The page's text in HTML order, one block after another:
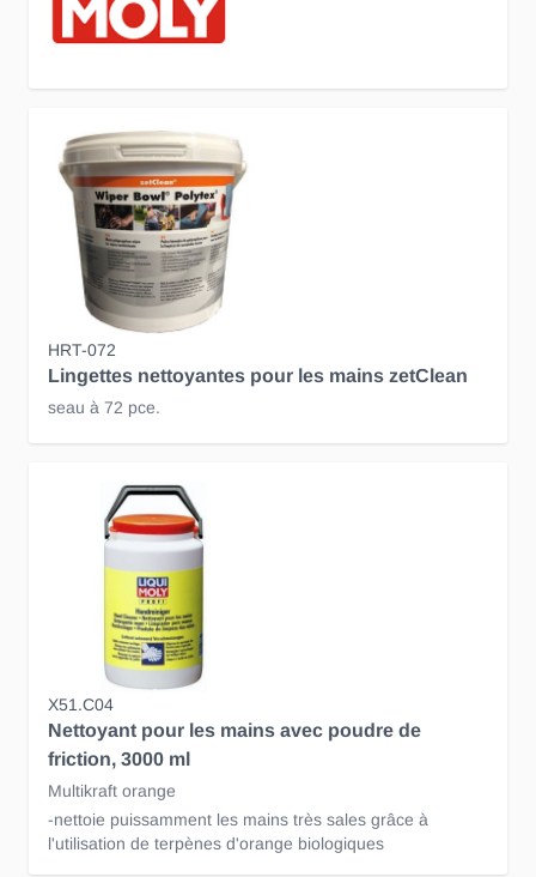
HRT-072
Lingettes nettoyantes pour les mains zetClean
seau à 72 pce.
X51.C04
Nettoyant pour les mains avec poudre de
friction, 3000 ml
Multikraft orange
-nettoie puissamment les mains très sales grâce à
l'utilisation de terpènes d'orange biologiques